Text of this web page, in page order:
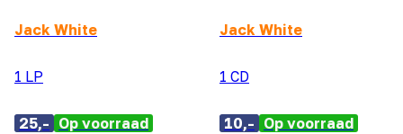
Jack White
1 LP
25,- Op voorraad
Jack White
1 CD
10,- Op voorraad